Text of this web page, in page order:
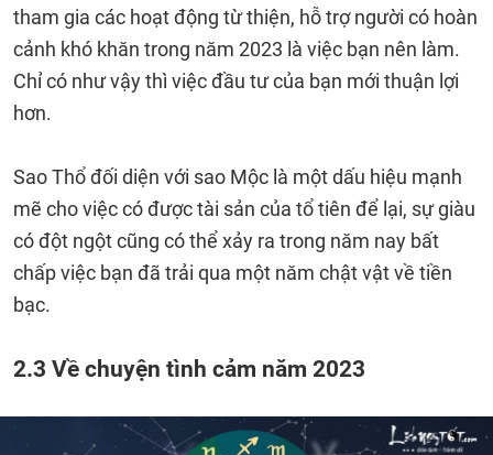
tham gia các hoạt động từ thiện, hỗ trợ người có hoàn
cảnh khó khăn trong năm 2023 là việc bạn nên làm.
Chỉ có như vậy thì việc đầu tư của bạn mới thuận lợi
hơn.
Sao Thổ đối diện với sao Mộc là một dấu hiệu mạnh
mẽ cho việc có được tài sản của tổ tiên để lại, sự giàu
có đột ngột cũng có thể xảy ra trong năm nay bất
chấp việc bạn đã trải qua một năm chật vật về tiền
bạc.
2.3 Về chuyện tình cảm năm 2023